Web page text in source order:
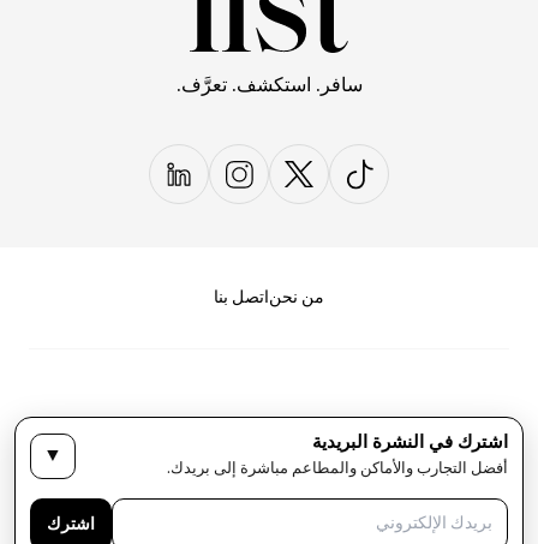
سافر. استكشف. تعرَّف.
من نحن اتصل بنا
سياسة الخصوصية
الأحكام والشروط
حقوق النشر لمجلة LIST كل الحقوق محفوظة
اشترك في النشرة البريدية
أفضل التجارب والأماكن والمطاعم مباشرة إلى بريدك.
▼
اشترك